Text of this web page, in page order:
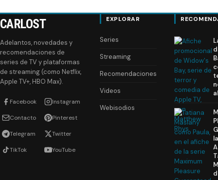
CARLOST
Adelantos, novedades y
recomendaciones de
series de TV y plataformas
de streaming (como Netflix,
Apple TV+, HBO Max).
Facebook Instagram
Contacto Pinterest
Telegram Twitter
TikTok YouTube
EXPLORAR
Series
Streaming
Recomendaciones
Videos
Webisodios